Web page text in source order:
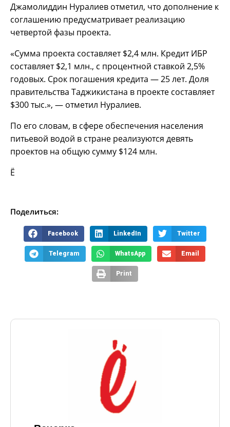
Джамолиддин Нуралиев отметил, что дополнение к
соглашению предусматривает реализацию
четвертой фазы проекта.
«Сумма проекта составляет $2,4 млн. Кредит ИБР
составляет $2,1 млн., с процентной ставкой 2,5%
годовых. Срок погашения кредита — 25 лет. Доля
правительства Таджикистана в проекте составляет
$300 тыс.», — отметил Нуралиев.
По его словам, в сфере обеспечения населения
питьевой водой в стране реализуются девять
проектов на общую сумму $124 млн.
Ё
Поделиться:
Facebook LinkedIn Twitter
Telegram WhatsApp Email
Print